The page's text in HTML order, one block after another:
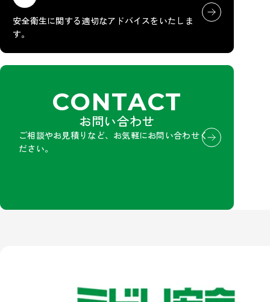
安全衛生に関する適切なアドバイスをいたしま
す。
CONTACT
お問い合わせ
ご相談やお見積りなど、お気軽にお問い合わせく
ださい。